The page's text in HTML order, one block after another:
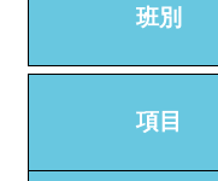
班別
項目